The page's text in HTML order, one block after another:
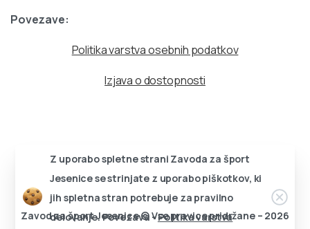
Povezave:
Politika varstva osebnih podatkov
Izjava o dostopnosti
Zavod za šport Jesenice © Vse pravice pridržane – 2026
Z uporabo spletne strani Zavoda za šport
Jesenice se strinjate z uporabo piškotkov, ki
jih spletna stran potrebuje za pravilno
delovanje. Povezava -Politika varstva
Zapri